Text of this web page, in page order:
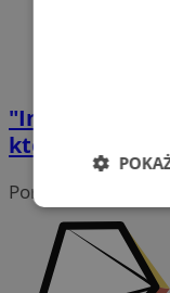
"IntegrujeMY
który łączy
Portal należy do